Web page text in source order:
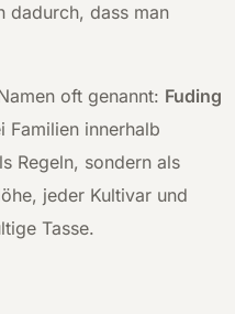
dadurch, dass man
oft genannt: Fuding
Familien innerhalb
Regeln, sondern als
jeder Kultivar und
Tasse.